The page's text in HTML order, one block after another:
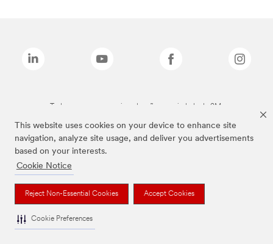
This website uses cookies on your device to enhance site
navigation, analyze site usage, and deliver you advertisements
based on your interests.
Cookie Notice
Reject Non-Essential Cookies Accept Cookies
Cookie Preferences
Todas as marcas mencionadas são propriedade da 3M.